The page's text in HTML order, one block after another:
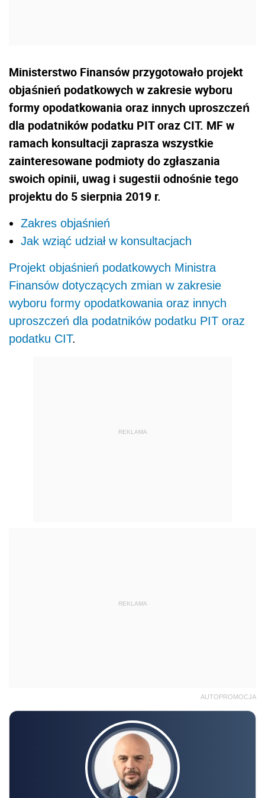
Ministerstwo Finansów przygotowało projekt
objaśnień podatkowych w zakresie wyboru
formy opodatkowania oraz innych uproszczeń
dla podatników podatku PIT oraz CIT. MF w
ramach konsultacji zaprasza wszystkie
zainteresowane podmioty do zgłaszania
swoich opinii, uwag i sugestii odnośnie tego
projektu do 5 sierpnia 2019 r.
Zakres objaśnień
Jak wziąć udział w konsultacjach
Projekt objaśnień podatkowych Ministra
Finansów dotyczących zmian w zakresie
wyboru formy opodatkowania oraz innych
uproszczeń dla podatników podatku PIT oraz
podatku CIT.
REKLAMA
REKLAMA
AUTOPROMOCJA